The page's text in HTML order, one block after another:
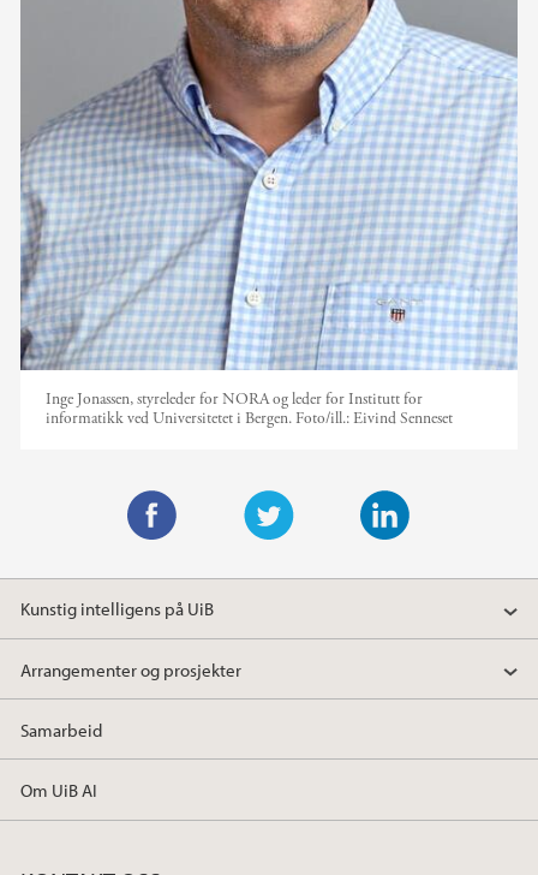
Inge Jonassen, styreleder for NORA og leder for Institutt for
informatikk ved Universitetet i Bergen. Foto/ill.:Eivind Senneset
w
t
e
i
k
d
n
a
c
e
b
o
k
Kunstig intelligens på UiB
Arrangementer og prosjekter
Samarbeid
Om UiB AI